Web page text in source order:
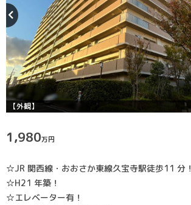
【外観】
1,980万円
☆JR 関西線・おおさか東線久宝寺駅徒歩11 分！
☆H21 年築！
☆エレベーター有！